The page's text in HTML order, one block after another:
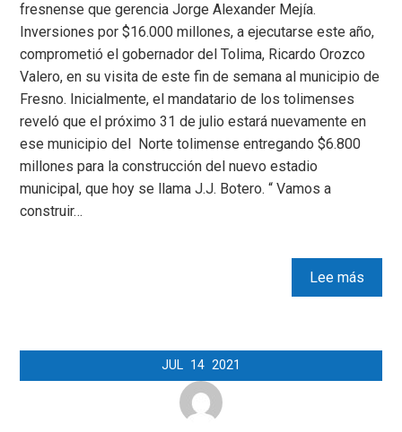
fresnense que gerencia Jorge Alexander Mejía.
Inversiones por $16.000 millones, a ejecutarse este año,
comprometió el gobernador del Tolima, Ricardo Orozco
Valero, en su visita de este fin de semana al municipio de
Fresno. Inicialmente, el mandatario de los tolimenses
reveló que el próximo 31 de julio estará nuevamente en
ese municipio del Norte tolimense entregando $6.800
millones para la construcción del nuevo estadio
municipal, que hoy se llama J.J. Botero. “ Vamos a
construir…
Lee más
JUL 14 2021